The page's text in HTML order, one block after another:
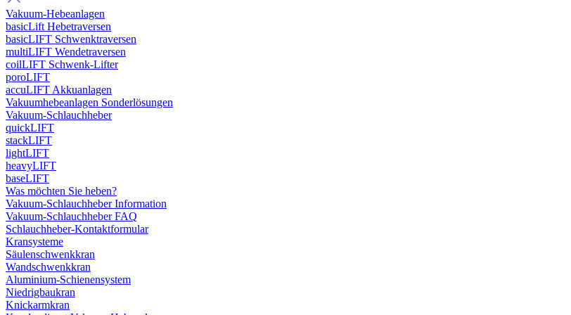
Vakuum-Hebeanlagen
basicLift Hebetraversen
basicLIFT Schwenktraversen
multiLIFT Wendetraversen
coilLIFT Schwenk-Lifter
poroLIFT
accuLIFT Akkuanlagen
Vakuumhebeanlagen Sonderlösungen
Vakuum-Schlauchheber
quickLIFT
stackLIFT
lightLIFT
heavyLIFT
baseLIFT
Was möchten Sie heben?
Vakuum-Schlauchheber Information
Vakuum-Schlauchheber FAQ
Schlauchheber-Kontaktformular
Kransysteme
Säulenschwenkkran
Wandschwenkkran
Aluminium-Schienensystem
Niedrigbaukran
Knickarmkran